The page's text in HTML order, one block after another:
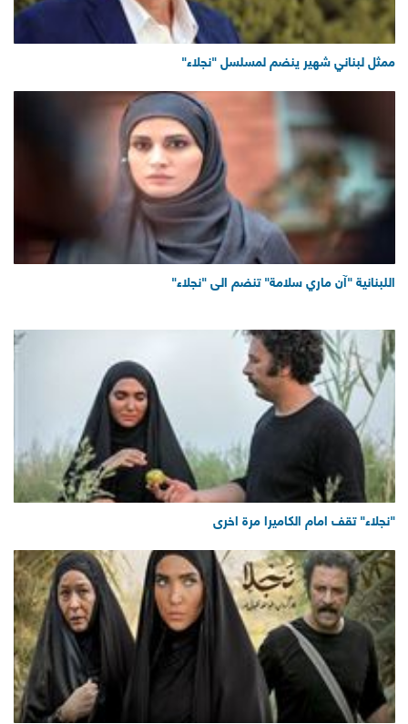
اللبنانية "آن ماري سلامة" تنضم الى "نجلاء"
ممثل لبناني شهير ينضم لمسلسل "نجلاء"
"نجلاء" تقف امام الكاميرا مرة اخرى